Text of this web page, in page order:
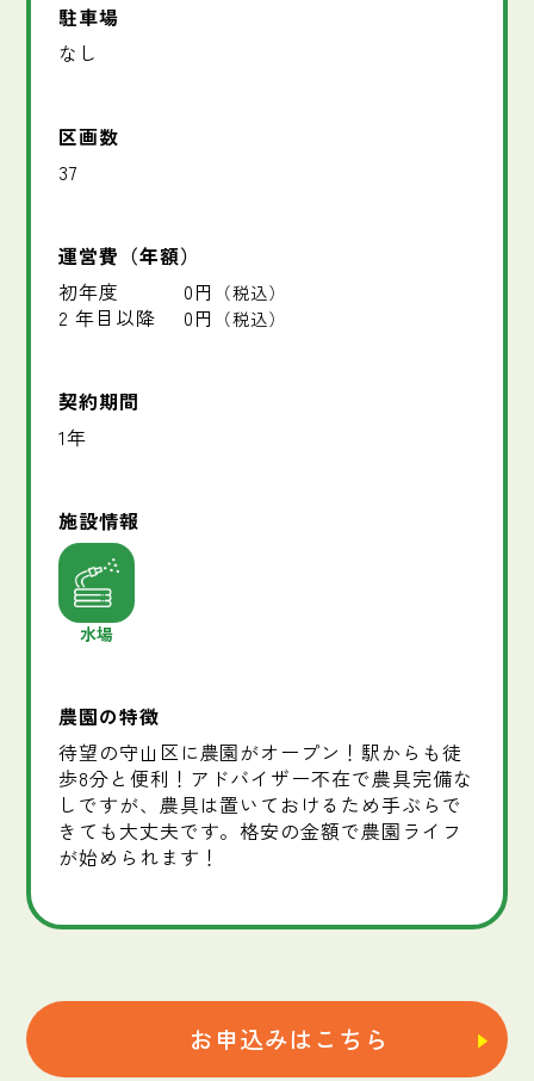
駐車場
なし
区画数
37
運営費（年額）
初年度
0円 （税込）
2 年目以降 0円 （税込）
契約期間
1年
施設情報
水場
農園の特徴
待望の守山区に農園がオープン！駅からも徒
歩8分と便利！アドバイザー不在で農具完備な
しですが、農具は置いておけるため手ぶらで
きても大丈夫です。格安の金額で農園ライフ
が始められます！
お申込みはこちら